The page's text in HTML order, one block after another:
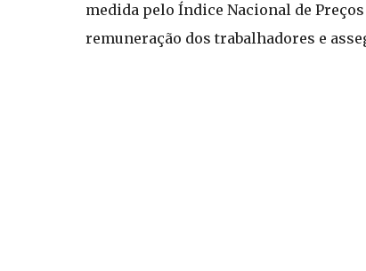
medida pelo Índice Nacional de
remuneração dos trabalhadores e